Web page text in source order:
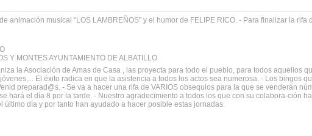
animación musical "LOS LAMBREÑOS" y el humor de FELIPE RICO. - Para finalizar la rifa
Y MONTES AYUNTAMIENTO DE ALBATILLO
la Asociación de Amas de Casa , las proyecta para todo el pueblo, para todos aquellos
El éxito radica en que la asistencia a todos los actos sea numerosa. - Los bingos
preparad@s. - Se va a hacer una rifa de VARIOS obsequios para la que se venderán
hará el día 8 por la tarde. - Nuestro agradecimiento a todos los que con su colabora-ción
día y por tanto han ayudado a hacer posible estas jornadas.